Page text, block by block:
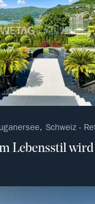
Schweiz -
Lebensstil wird